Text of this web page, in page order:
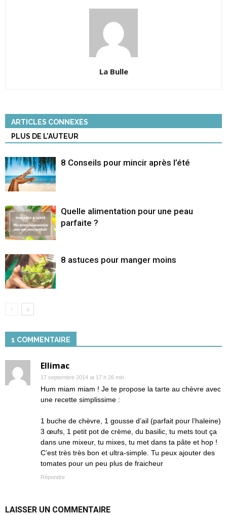
La Bulle
ARTICLES CONNEXES
PLUS DE L'AUTEUR
8 Conseils pour mincir après l’été
Quelle alimentation pour une peau
parfaite ?
8 astuces pour manger moins
1 COMMENTAIRE
Ellimac
17 septembre 2014 at 17 h 26 min
Hum miam miam ! Je te propose la tarte au chèvre avec
une recette simplissime :
1 buche de chèvre, 1 gousse d’ail (parfait pour l’haleine)
3 œufs, 1 petit pot de crème, du basilic, tu mets tout ça
dans une mixeur, tu mixes, tu met dans ta pâte et hop !
C’est très très bon et ultra-simple. Tu peux ajouter des
tomates pour un peu plus de fraicheur
Répondre
LAISSER UN COMMENTAIRE